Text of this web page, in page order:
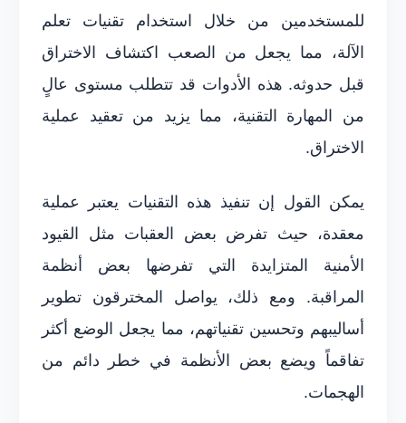
للمستخدمين من خلال استخدام تقنيات تعلم
الآلة، مما يجعل من الصعب اكتشاف الاختراق
قبل حدوثه. هذه الأدوات قد تتطلب مستوى عالٍ
من المهارة التقنية، مما يزيد من تعقيد عملية
الاختراق.
يمكن القول إن تنفيذ هذه التقنيات يعتبر عملية
معقدة، حيث تفرض بعض العقبات مثل القيود
الأمنية المتزايدة التي تفرضها بعض أنظمة
المراقبة. ومع ذلك، يواصل المخترقون تطوير
أساليبهم وتحسين تقنياتهم، مما يجعل الوضع أكثر
تفاقماً ويضع بعض الأنظمة في خطر دائم من
الهجمات.